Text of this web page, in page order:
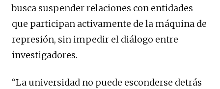
busca suspender relaciones con entidades
que participan activamente de la máquina de
represión, sin impedir el diálogo entre
investigadores.
“La universidad no puede esconderse detrás